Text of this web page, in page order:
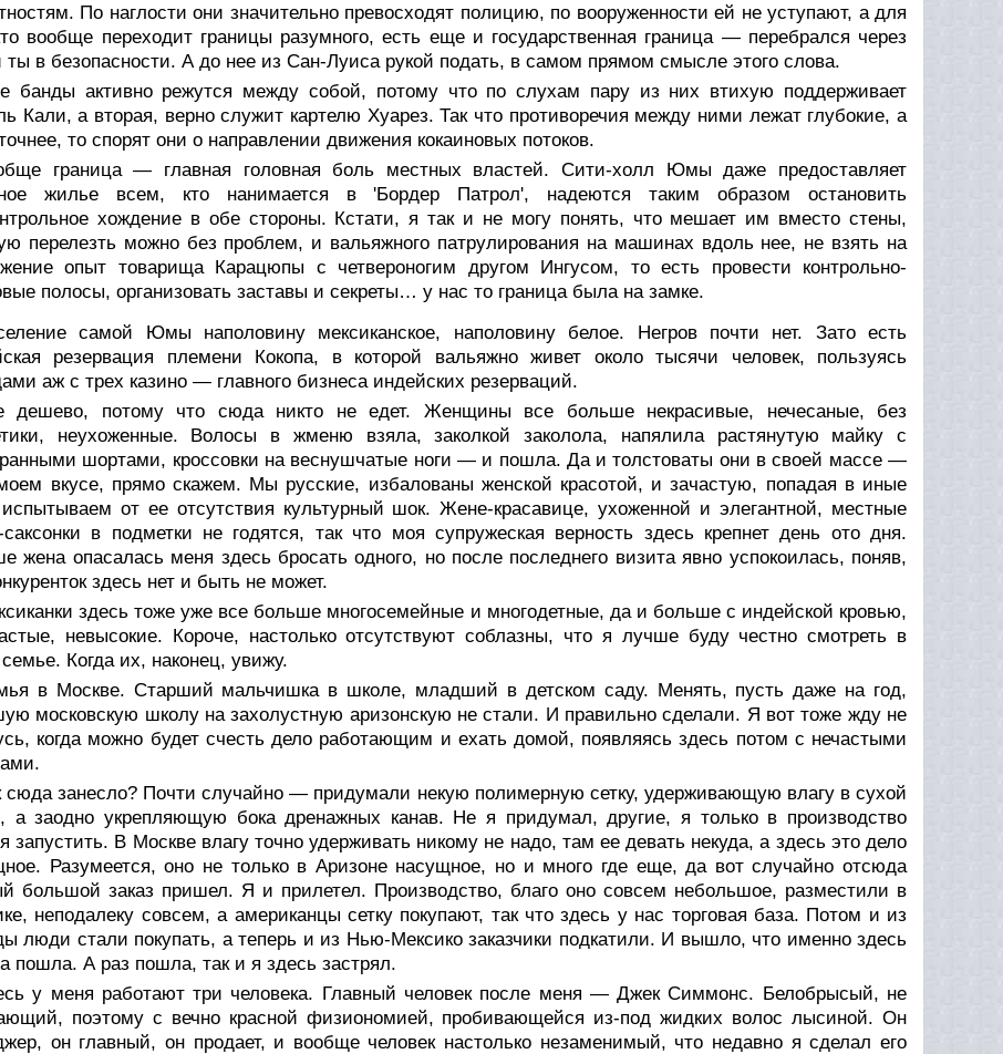
По наглости они значительно превосходят полицию, по вооруженности ей не уступают, а для
вообще переходит границы разумного, есть еще и государственная граница — перебрался через
ты в безопасности. А до нее из Сан-Луиса рукой подать, в самом прямом смысле этого слова.
банды активно режутся между собой, потому что по слухам пару из них втихую поддерживает
Кали, а вторая, верно служит картелю Хуарез. Так что противоречия между ними лежат глубокие, а
то спорят они о направлении движения кокаиновых потоков.
граница — главная головная боль местных властей. Сити-холл Юмы даже предоставляет
жилье всем, кто нанимается в 'Бордер Патрол', надеются таким образом остановить
хождение в обе стороны. Кстати, я так и не могу понять, что мешает им вместо стены,
перелезть можно без проблем, и вальяжного патрулирования на машинах вдоль нее, не взять на
опыт товарища Карацюпы с четвероногим другом Ингусом, то есть провести контрольно-
полосы, организовать заставы и секреты… у нас то граница была на замке.
самой Юмы наполовину мексиканское, наполовину белое. Негров почти нет. Зато есть
резервация племени Кокопа, в которой вальяжно живет около тысячи человек, пользуясь
аж с трех казино — главного бизнеса индейских резерваций.
дешево, потому что сюда никто не едет. Женщины все больше некрасивые, нечесаные, без
неухоженные. Волосы в жменю взяла, заколкой заколола, напялила растянутую майку с
шортами, кроссовки на веснушчатые ноги — и пошла. Да и толстоваты они в своей массе —
вкусе, прямо скажем. Мы русские, избалованы женской красотой, и зачастую, попадая в иные
испытываем от ее отсутствия культурный шок. Жене-красавице, ухоженной и элегантной, местные
саксонки в подметки не годятся, так что моя супружеская верность здесь крепнет день ото дня.
жена опасалась меня здесь бросать одного, но после последнего визита явно успокоилась, поняв,
здесь нет и быть не может.
здесь тоже уже все больше многосемейные и многодетные, да и больше с индейской кровью,
невысокие. Короче, настолько отсутствуют соблазны, что я лучше буду честно смотреть в
семье. Когда их, наконец, увижу.
в Москве. Старший мальчишка в школе, младший в детском саду. Менять, пусть даже на год,
московскую школу на захолустную аризонскую не стали. И правильно сделали. Я вот тоже жду не
когда можно будет счесть дело работающим и ехать домой, появляясь здесь потом с нечастыми
сюда занесло? Почти случайно — придумали некую полимерную сетку, удерживающую влагу в сухой
а заодно укрепляющую бока дренажных канав. Не я придумал, другие, я только в производство
запустить. В Москве влагу точно удерживать никому не надо, там ее девать некуда, а здесь это дело
Разумеется, оно не только в Аризоне насущное, но и много где еще, да вот случайно отсюда
большой заказ пришел. Я и прилетел. Производство, благо оно совсем небольшое, разместили в
неподалеку совсем, а американцы сетку покупают, так что здесь у нас торговая база. Потом и из
люди стали покупать, а теперь и из Нью-Мексико заказчики подкатили. И вышло, что именно здесь
пошла. А раз пошла, так и я здесь застрял.
у меня работают три человека. Главный человек после меня — Джек Симмонс. Белобрысый, не
поэтому с вечно красной физиономией, пробивающейся из-под жидких волос лысиной. Он
он главный, он продает, и вообще человек настолько незаменимый, что недавно я сделал его